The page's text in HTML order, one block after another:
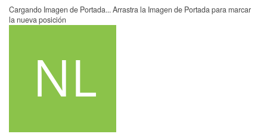
Cargando Imagen de Portada... Arrastra la Imagen de Portada para marcar
la nueva posición